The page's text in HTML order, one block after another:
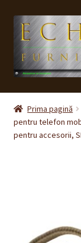
Sari
navigare
Sari
conținut
Prima pagină
CONTACT
Prima pagină
pentru telefon
pentru accesorii,